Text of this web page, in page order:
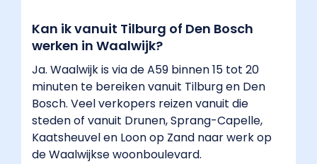
Kan ik vanuit Tilburg of Den Bosch
werken in Waalwijk?
Ja. Waalwijk is via de A59 binnen 15 tot 20
minuten te bereiken vanuit Tilburg en Den
Bosch. Veel verkopers reizen vanuit die
steden of vanuit Drunen, Sprang-Capelle,
Kaatsheuvel en Loon op Zand naar werk op
de Waalwijkse woonboulevard.